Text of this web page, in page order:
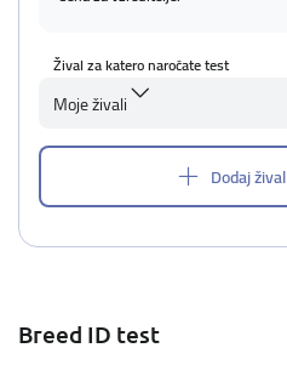
Žival za katero naročate test
Moje živali
Dodaj žival
Breed ID test